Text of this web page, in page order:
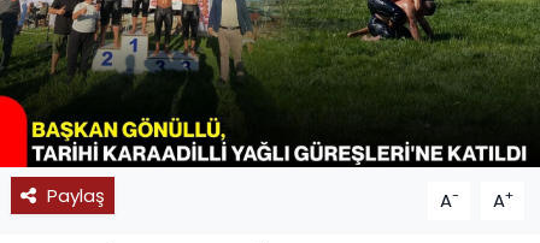
Paylaş A- A+